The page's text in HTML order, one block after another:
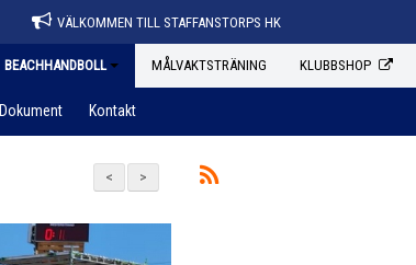
VÄLKOMMEN TILL STAFFANSTORPS HK
BEACHHANDBOLL MÅLVAKTSTRÄNING KLUBBSHOP
Dokument Kontakt
>
<